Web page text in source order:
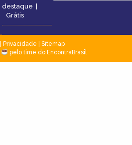
destaque
Grátis
Privacidade
Sitemap
pelo time do EncontraBrasil